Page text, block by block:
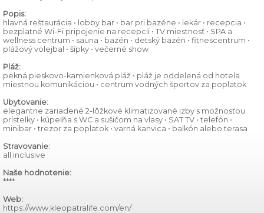
Popis:
hlavná reštaurácia • lobby bar • bar pri bazéne • lekár • recepcia •
bezplatné Wi-Fi pripojenie na recepcii • TV miestnosť • SPA a
wellness centrum • sauna • bazén • detský bazén • fitnescentrum •
plážový volejbal • šípky • večerné show
Pláž:
pekná pieskovo-kamienková pláž • pláž je oddelená od hotela
miestnou komunikáciou • centrum vodných športov za poplatok
Ubytovanie:
elegantne zariadené 2-lôžkové klimatizované izby s možnosťou
prístelky • kúpeľňa s WC a sušičom na vlasy • SAT TV • telefón •
minibar • trezor za poplatok • varná kanvica • balkón alebo terasa
Stravovanie:
all inclusive
Naše hodnotenie:
****
Web:
https://www.kleopatralife.com/en/